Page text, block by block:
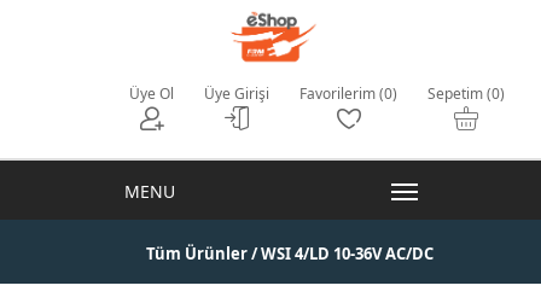
Üye Ol Üye Girişi Favorilerim (0) Sepetim (0)
Tüm Ürünler/ WSI 4/LD 10-36V AC/DC